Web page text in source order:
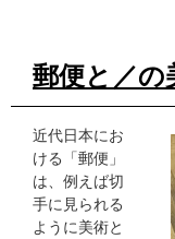
郵便と／の
近代日本にお
ける「郵便」
は、例えば切
手に見られる
ように美術と